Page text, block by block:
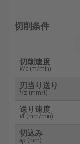
切削条件
切削速度
V/c (m/min)
刃当り送り
f/z (mm/t)
送り速度
Vf (mm/min)
切込み
ap (mm)